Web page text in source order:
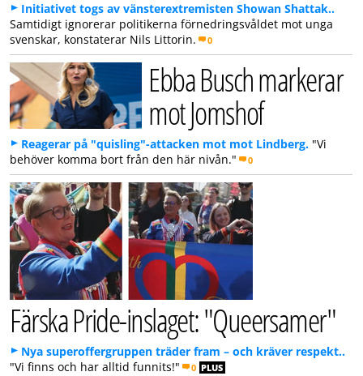
Initiativet togs av vänsterextremisten Showan Shattak..
Samtidigt ignorerar politikerna förnedringsvåldet mot unga
svenskar, konstaterar Nils Littorin.
0
Ebba Busch markerar
mot Jomshof
Reagerar på "quisling"-attacken mot mot Lindberg. "Vi
behöver komma bort från den här nivån."
0
Färska Pride-inslaget: "Queersamer"
Nya superoffergruppen träder fram – och kräver respekt..
"Vi finns och har alltid funnits!"
0 PLUS